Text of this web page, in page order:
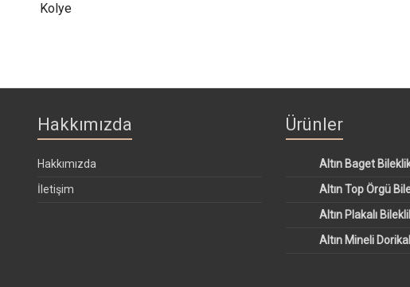
Kolye
Hakkımızda
Hakkımızda
İletişim
Ürünler
Altın Baget
Altın Top Örgü
Altın Plakalı
Altın Mineli